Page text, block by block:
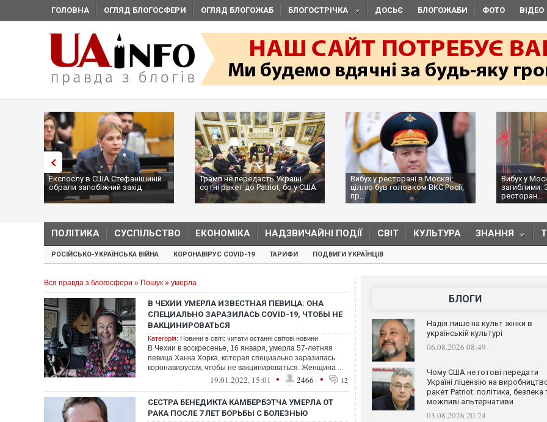
ГОЛОВНА ОГЛЯД БЛОГОСФЕРИ ОГЛЯД БЛОГОЖАБ БЛОГОСТРІЧКА ДОСЬЄ БЛОГОЖАБИ ФОТО ВІДЕО
Експослу в США Стефанішиній
обрали запобіжний захід
Трамп не передасть Україні
сотні ракет до Patriot, бо у США
...
Вибух у ресторані в Москві:
ціллю був головком ВКС Росії,
пр...
Вибух у
загиблими:
ресторан...
ПОЛІТИКА СУСПІЛЬСТВО ЕКОНОМІКА НАДЗВИЧАЙНІ ПОДІЇ СВІТ КУЛЬТУРА ЗНАННЯ
РОСІЙСЬКО-УКРАЇНСЬКА ВІЙНА КОРОНАВІРУС COVID-19 ТАРИФИ ПОДВИГИ УКРАЇНЦІВ
Вся правда з блогосфери » Пошук » умерла
В ЧЕХИИ УМЕРЛА ИЗВЕСТНАЯ ПЕВИЦА: ОНА
СПЕЦИАЛЬНО ЗАРАЗИЛАСЬ COVID-19, ЧТОБЫ НЕ
ВАКЦИНИРОВАТЬСЯ
Категорія: Новини в світі: читати останні світові новини
В Чехии в воскресенье, 16 января, умерла 57-летняя
певица Ханка Хорка, которая специально заразилась
коронавирусом, чтобы не вакцинироваться. Женщина ...
19.01.2022, 15:01 • 2466 • 12
СЕСТРА БЕНЕДИКТА КАМБЕРБЭТЧА УМЕРЛА ОТ
РАКА ПОСЛЕ 7 ЛЕТ БОРЬБЫ С БОЛЕЗНЬЮ
БЛОГИ
Надія лише на культ жінки в
українській культурі
06.08.2026 08:49
Чому США не готові передати
Україні ліцензію на
ракет Patriot: політика, безпека
можливі альтернативи
03.08.2026 20:24